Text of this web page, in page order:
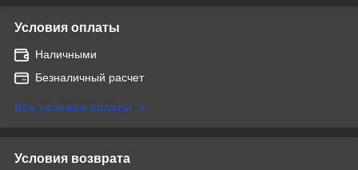
Условия оплаты
Наличными
Безналичный расчет
Все условия оплаты
Условия возврата